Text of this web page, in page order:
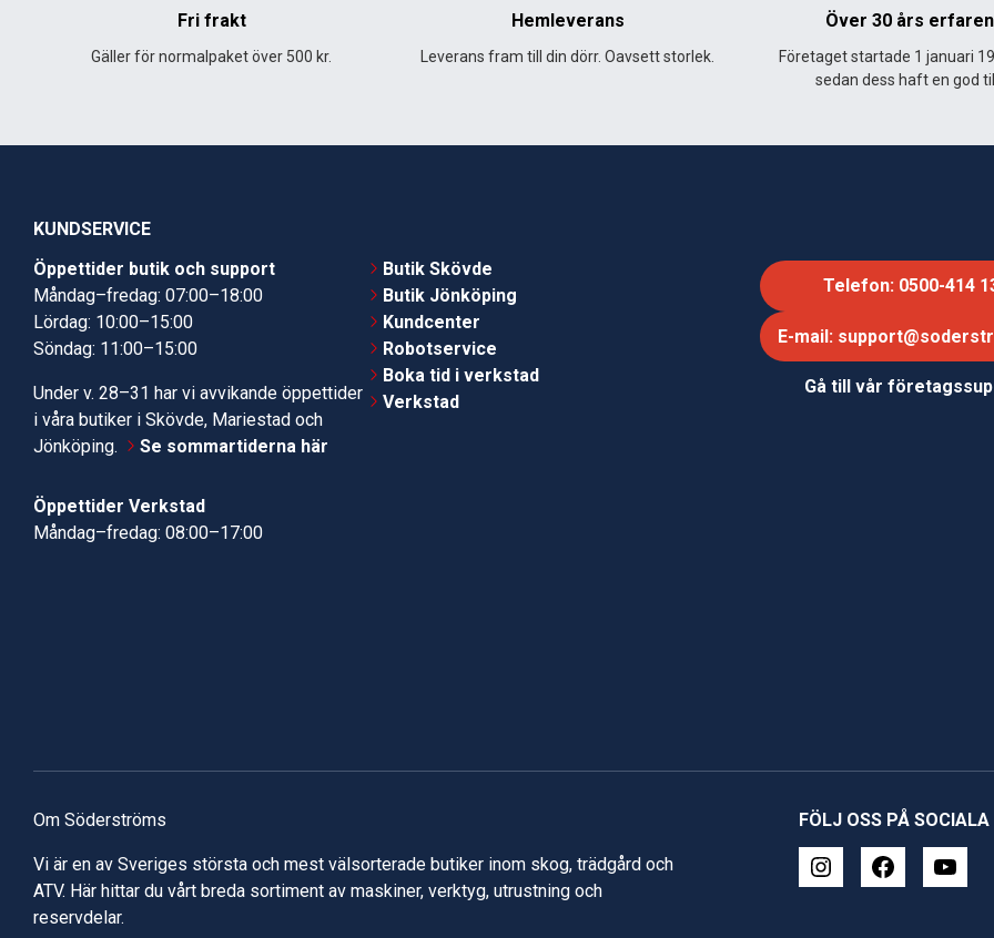
Fri frakt
Gäller för normalpaket över 500 kr.
Hemleverans
Leverans fram till din dörr. Oavsett storlek.
Över 30 års
Företaget startade 1 januari
sedan dess haft en god
KUNDSERVICE
Öppettider butik och support
Måndag–fredag: 07:00–18:00
Lördag: 10:00–15:00
Söndag: 11:00–15:00
Under v. 28–31 har vi avvikande öppettider
i våra butiker i Skövde, Mariestad och
Jönköping.
Se sommartiderna här
Öppettider Verkstad
Måndag–fredag: 08:00–17:00
Butik Skövde
Butik Jönköping
Kundcenter
Robotservice
Boka tid i verkstad
Verkstad
Telefon: 0500-414
E-mail:
Gå till vår
Om Söderströms
Vi är en av Sveriges största och mest välsorterade butiker inom skog, trädgård och
ATV. Här hittar du vårt breda sortiment av maskiner, verktyg, utrustning och
reservdelar.
FÖLJ OSS PÅ SOCIALA